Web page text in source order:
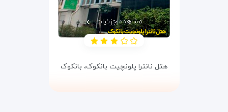
مشاهده جزئیات
هتل نانترا پلونچیت بانکوک، بانکوک